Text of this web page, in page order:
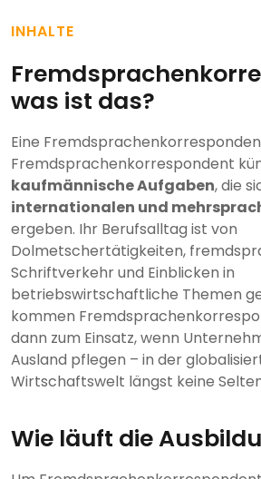
INHALTE
was ist das?
Eine
Fremdsprachenkorrespondent
kaufmännische Aufgaben, die
internationalen und
ergeben. Ihr Berufsalltag ist von
Dolmetschertätigkeiten,
Schriftverkehr und Einblicken in
betriebswirtschaftliche Themen
kommen
dann zum Einsatz, wenn
Ausland pflegen – in der
Wirtschaftswelt längst keine
Wie läuft die